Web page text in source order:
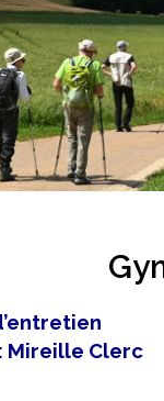
: Mireille Clerc